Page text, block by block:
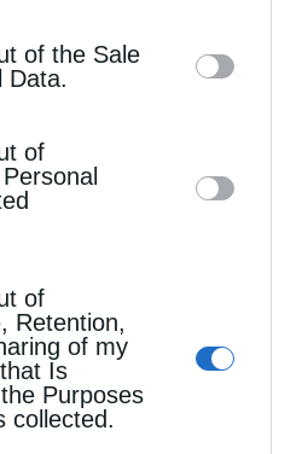
This
be disclosed by us to
IAB’s List of
parties.
of the Sale
Data.
of
of
Retention,
of my
Is
Purposes
collected.
Παρεκκλήσι Αγίας
για το Μικρό
στα Ιεροσόλυμα